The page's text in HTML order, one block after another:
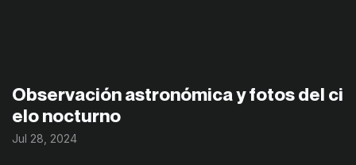
Observación astronómica y fotos del ci
elo nocturno
Jul 28, 2024